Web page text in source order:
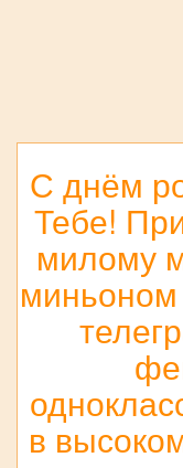
С днём
Тебе!
милому
в